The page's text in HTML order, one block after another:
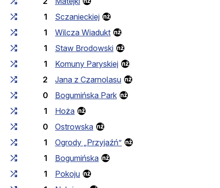
1
Sczanieckiej
1
Wilcza Wiadukt
1
Staw Brodowski
1
Komuny Paryskiej
2
Jana z Czarnolasu
0
Bogumińska Park
1
Hoża
0
Ostrowska
1
Ogrody „Przyjaźń”
1
Bogumińska
1
Pokoju